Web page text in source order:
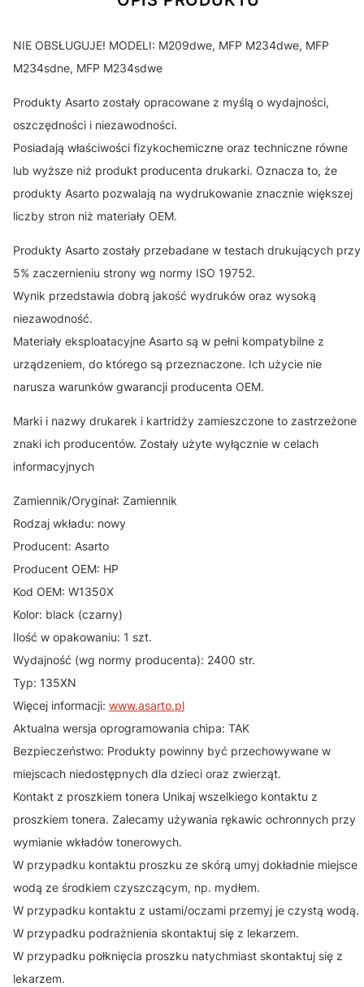
NIE OBSŁUGUJE! MODELI: M209dwe, MFP M234dwe, MFP
M234sdne, MFP M234sdwe
Produkty Asarto zostały opracowane z myślą o wydajności,
oszczędności i niezawodności.
Posiadają właściwości fizykochemiczne oraz techniczne równe
lub wyższe niż produkt producenta drukarki. Oznacza to, że
produkty Asarto pozwalają na wydrukowanie znacznie większej
liczby stron niż materiały OEM.
Produkty Asarto zostały przebadane w testach drukujących przy
5% zaczernieniu strony wg normy ISO 19752.
Wynik przedstawia dobrą jakość wydruków oraz wysoką
niezawodność.
Materiały eksploatacyjne Asarto są w pełni kompatybilne z
urządzeniem, do którego są przeznaczone. Ich użycie nie
narusza warunków gwarancji producenta OEM.
Marki i nazwy drukarek i kartridży zamieszczone to zastrzeżone
znaki ich producentów. Zostały użyte wyłącznie w celach
informacyjnych
Zamiennik/Oryginał: Zamiennik
Rodzaj wkładu: nowy
Producent: Asarto
Producent OEM: HP
Kod OEM: W1350X
Kolor: black (czarny)
Ilość w opakowaniu: 1 szt.
Wydajność (wg normy producenta): 2400 str.
Typ: 135XN
Więcej informacji: www.asarto.pl
Aktualna wersja oprogramowania chipa: TAK
Bezpieczeństwo: Produkty powinny być przechowywane w
miejscach niedostępnych dla dzieci oraz zwierząt.
Kontakt z proszkiem tonera Unikaj wszelkiego kontaktu z
proszkiem tonera. Zalecamy używania rękawic ochronnych przy
wymianie wkładów tonerowych.
W przypadku kontaktu proszku ze skórą umyj dokładnie miejsce
wodą ze środkiem czyszczącym, np. mydłem.
W przypadku kontaktu z ustami/oczami przemyj je czystą wodą.
W przypadku podrażnienia skontaktuj się z lekarzem.
W przypadku połknięcia proszku natychmiast skontaktuj się z
lekarzem.